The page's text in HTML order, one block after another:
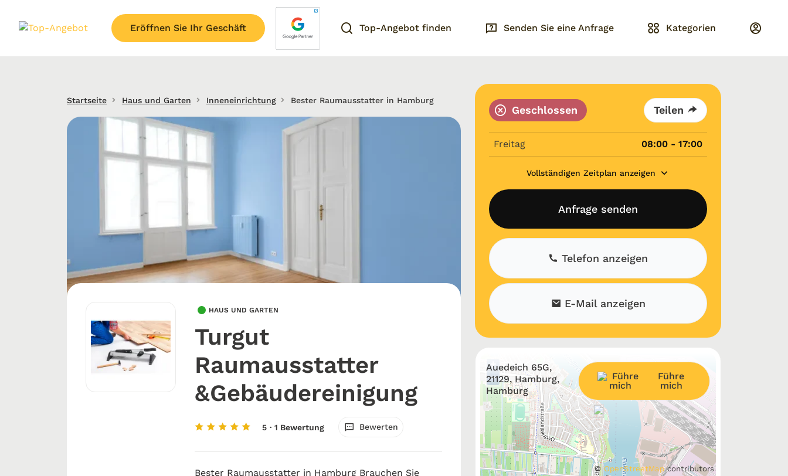
Eröffnen Sie Ihr Geschäft Top-Angebot finden Senden Sie eine Anfrage Kategorien
Startseite Haus und Garten Inneneinrichtung Bester Raumausstatter in Hamburg
HAUS UND GARTEN
Turgut
Raumausstatter
&Gebäudereinigung
5 · 1 Bewertung Bewerten
Bester Raumausstatter in Hamburg Brauchen Sie
Geschlossen Teilen
Freitag 08:00 - 17:00
Vollständigen Zeitplan anzeigen
Anfrage senden
Telefon anzeigen
E-Mail anzeigen
+
−
©OpenStreetMapcontributors
Auedeich 65G,
21129, Hamburg,
Hamburg
Führe
mich